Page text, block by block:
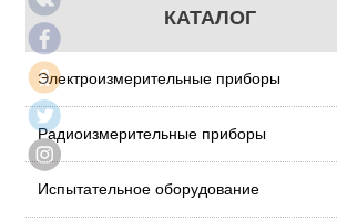
КАТАЛОГ
Электроизмерительные приборы
Радиоизмерительные приборы
Испытательное оборудование